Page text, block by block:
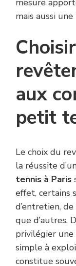
mesure
mais aussi
aux
petit
Le choix du
la réussite
tennis à Paris
effet, certains
d’entretien,
que d’autres.
privilégier
simple à
constitue